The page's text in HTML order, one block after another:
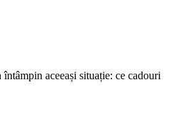
aceeași situație: ce cadouri